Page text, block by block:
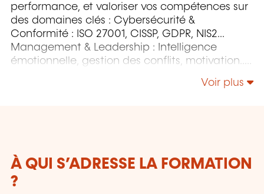
performance, et valoriser vos compétences sur
des domaines clés : Cybersécurité &
Conformité : ISO 27001, CISSP, GDPR, NIS2...
Management & Leadership : Intelligence
émotionnelle, gestion des conflits, motivation...
Voir plus
À QUI S’ADRESSE LA FORMATION
?